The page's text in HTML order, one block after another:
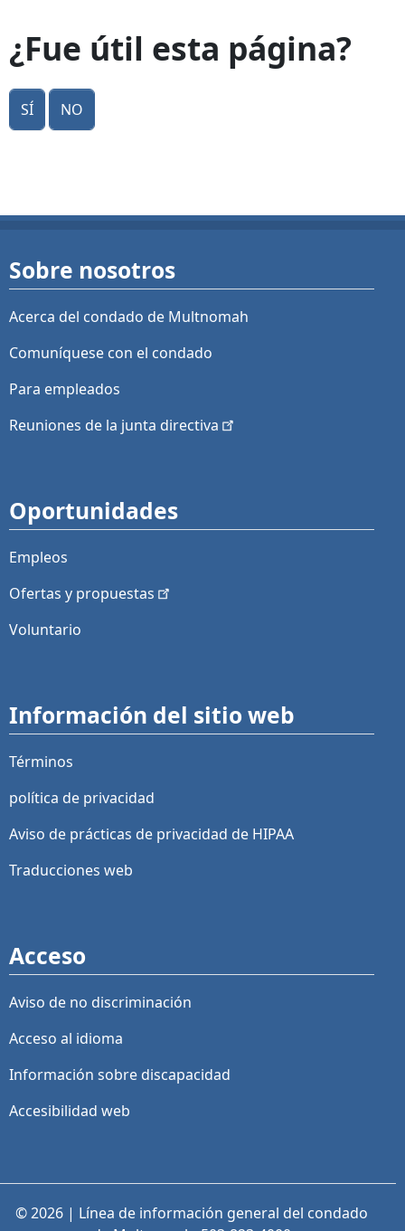
¿Fue útil esta página?
Sí No
Sobre nosotros
Acerca del condado de Multnomah
Comuníquese con el condado
Para empleados
Reuniones de la junta directiva
Oportunidades
Empleos
Ofertas y propuestas
Voluntario
Información del sitio web
Términos
política de privacidad
Aviso de prácticas de privacidad de HIPAA
Traducciones web
Acceso
Aviso de no discriminación
Acceso al idioma
Información sobre discapacidad
Accesibilidad web
© 2026 | Línea de información general del condado